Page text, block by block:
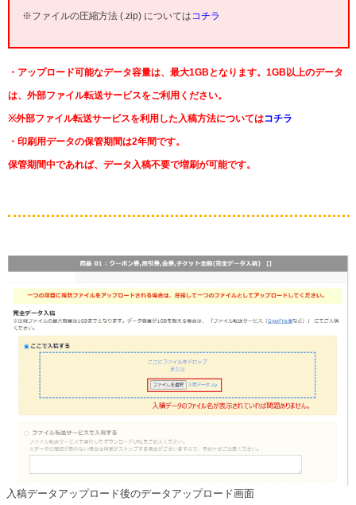
※ファイルの圧縮方法 (.zip) については コチラ
・アップロード可能なデータ容量は、最大1GBとなります。1GB以上のデータ
は、外部ファイル転送サービスをご利用ください。
※外部ファイル転送サービスを利用した入稿方法についてはコチラ
・印刷用データの保管期間は2年間です。
保管期間中であれば、データ入稿不要で増刷が可能です。
入稿データアップロード後のデータアップロード画面